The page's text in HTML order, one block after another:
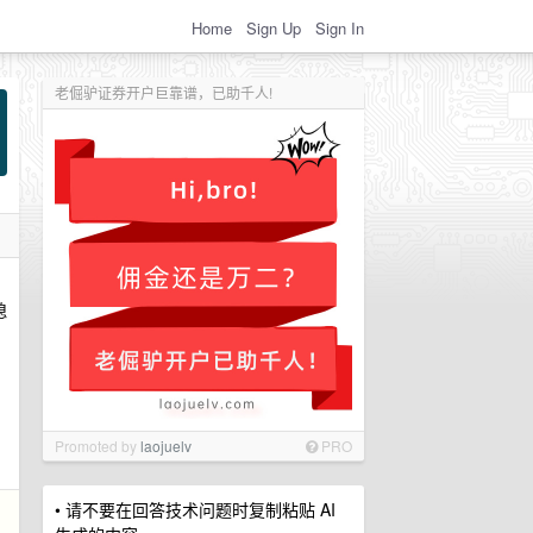
Home Sign Up Sign In
老倔驴证券开户巨靠谱，已助千人!
Promoted bylaojuelv PRO
• 请不要在回答技术问题时复制粘贴 AI